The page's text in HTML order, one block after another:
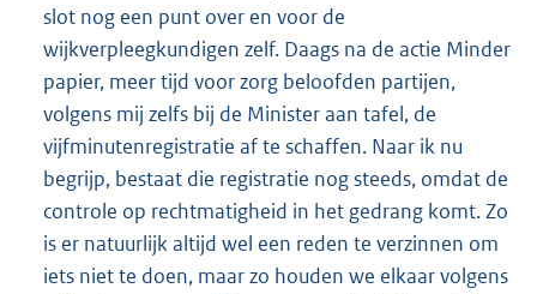
slot nog een punt over en voor de
wijkverpleegkundigen zelf. Daags na de actie Minder
papier, meer tijd voor zorg beloofden partijen,
volgens mij zelfs bij de Minister aan tafel, de
vijfminutenregistratie af te schaffen. Naar ik nu
begrijp, bestaat die registratie nog steeds, omdat de
controle op rechtmatigheid in het gedrang komt. Zo
is er natuurlijk altijd wel een reden te verzinnen om
iets niet te doen, maar zo houden we elkaar volgens